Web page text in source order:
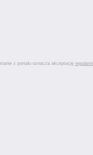
z portalu oznacza akceptację